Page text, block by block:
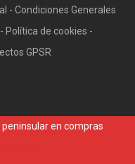
- Condiciones Generales
- Política de cookies -
GPSR
peninsular en compras